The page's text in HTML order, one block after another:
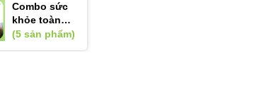
Combo sức
khỏe toàn
diện
(5 sản phẩm)